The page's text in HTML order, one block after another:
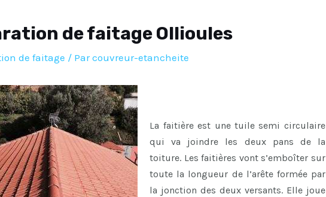
de faitage Ollioules
de faitage / Parcouvreur-etancheite
La faitière est une tuile semi circulaire
qui va joindre les deux pans de la
toiture. Les faitières vont s’emboîter sur
toute la longueur de l’arête formée par
la jonction des deux versants. Elle joue